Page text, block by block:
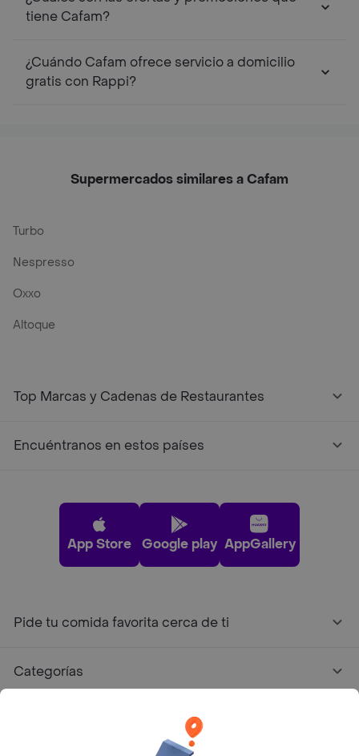
tiene Cafam?
¿Cuándo Cafam ofrece servicio a domicilio
gratis con Rappi?
Supermercados similares a Cafam
Turbo
Nespresso
Oxxo
Altoque
Top Marcas y Cadenas de Restaurantes
Encuéntranos en estos países
App Store Google play AppGallery
Pide tu comida favorita cerca de ti
Categorías